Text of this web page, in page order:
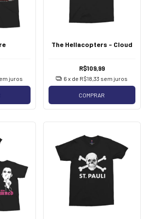
juros
The Hellacopters - Cloud
R$109,99
6 x de R$18,33 sem juros
COMPRAR